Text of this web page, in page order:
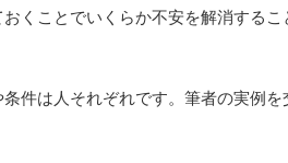
くことでいくらか不安を解消するこ
件は人それぞれです。筆者の実例を